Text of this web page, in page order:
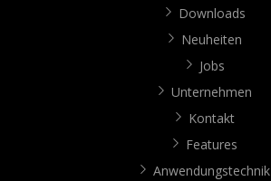
Downloads
Neuheiten
Jobs
Unternehmen
Kontakt
Features
Anwendungstechnik